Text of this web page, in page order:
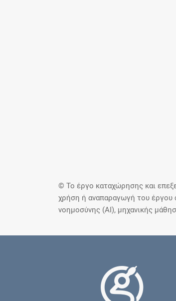
© Το έργο καταχώρησης και
χρήση ή αναπαραγωγή του έργου
νοημοσύνης (AI), μηχανικής